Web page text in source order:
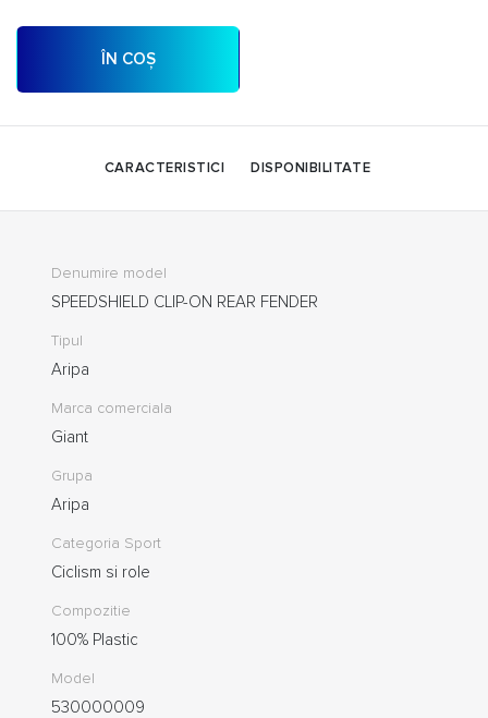
ÎN COȘ
CARACTERISTICI DISPONIBILITATE
Denumire model
SPEEDSHIELD CLIP-ON REAR FENDER
Tipul
Aripa
Marca comerciala
Giant
Grupa
Aripa
Categoria Sport
Ciclism si role
Compozitie
100% Plastic
Model
530000009